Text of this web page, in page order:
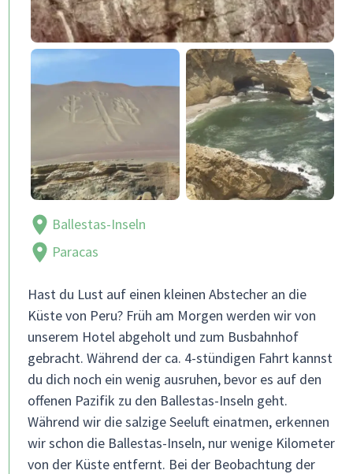
Ballestas-Inseln
Paracas
Hast du Lust auf einen kleinen Abstecher an die
Küste von Peru? Früh am Morgen werden wir von
unserem Hotel abgeholt und zum Busbahnhof
gebracht. Während der ca. 4-stündigen Fahrt kannst
du dich noch ein wenig ausruhen, bevor es auf den
offenen Pazifik zu den Ballestas-Inseln geht.
Während wir die salzige Seeluft einatmen, erkennen
wir schon die Ballestas-Inseln, nur wenige Kilometer
von der Küste entfernt. Bei der Beobachtung der